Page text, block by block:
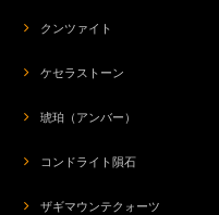
クンツァイト
ケセラストーン
琥珀（アンバー）
コンドライト隕石
ザギマウンテクォーツ